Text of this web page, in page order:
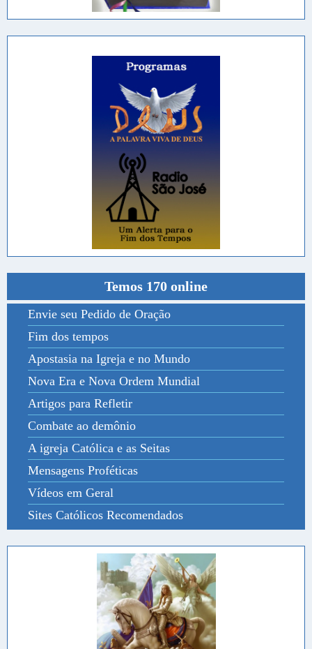
Temos 170 online
Envie seu Pedido de Oração
Fim dos tempos
Apostasia na Igreja e no Mundo
Nova Era e Nova Ordem Mundial
Artigos para Refletir
Combate ao demônio
A igreja Católica e as Seitas
Mensagens Proféticas
Vídeos em Geral
Sites Católicos Recomendados